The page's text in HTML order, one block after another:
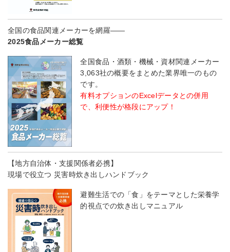
全国の食品関連メーカーを網羅――
2025食品メーカー総覧
全国食品・酒類・機械・資材関連メーカー
3,063社の概要をまとめた業界唯一のもの
です。
有料オプションのExcelデータとの併用
で、利便性が格段にアップ！
【地方自治体・支援関係者必携】
現場で役立つ 災害時炊き出しハンドブック
避難生活での「食」をテーマとした栄養学
的視点での炊き出しマニュアル